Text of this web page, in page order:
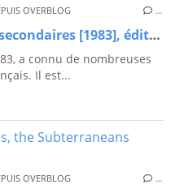
OVERBLOG …
Joyce Johnson, Personnages secondaires [1983], éditions Cambourakis, 2016
a connu de nombreuses
Il est...
OVERBLOG …